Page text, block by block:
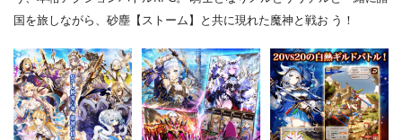
国を旅しながら、砂塵【ストーム】と共に現れた魔神と戦お う！